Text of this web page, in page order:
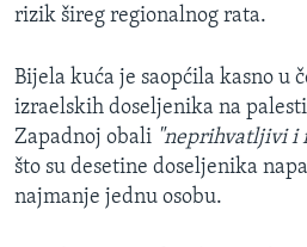
rizik šireg regionalnog rata.
Bijela kuća je saopćila kasno u
izraelskih doseljenika na
Zapadnoj obali "neprihvatljivi i
što su desetine doseljenika
najmanje jednu osobu.